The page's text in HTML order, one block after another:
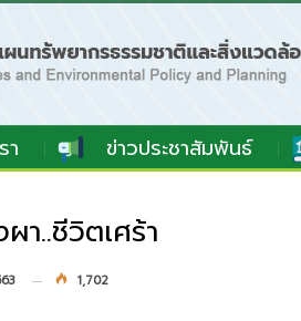
า ข่าวประชาสัมพันธ์
า..ชีวิตเศร้า
1,702